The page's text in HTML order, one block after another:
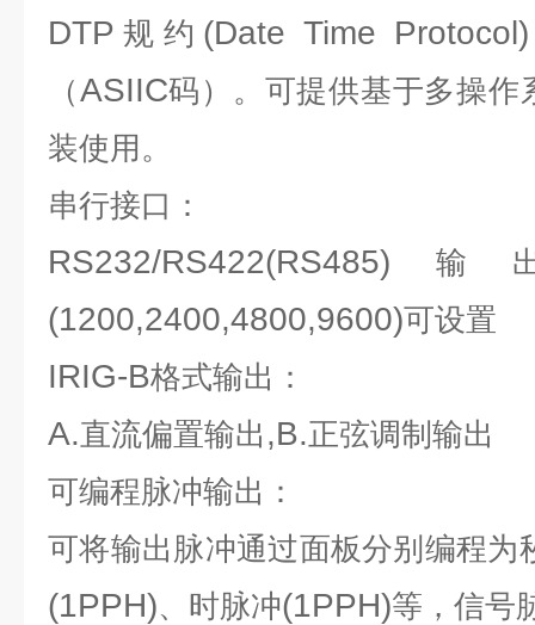
DTP 规约 (Date Time Protocol)
（ASIIC码）。可提供基于多操作
装使用。
串行接口：
RS232/RS422(RS485) 输
(1200,2400,4800,9600)可设置
IRIG-B格式输出：
A.直流偏置输出 ,B.正弦调制输出
可编程脉冲输出：
可将输出脉冲通过面板分别编程为
(1PPH)、时脉冲(1PPH)等，信号